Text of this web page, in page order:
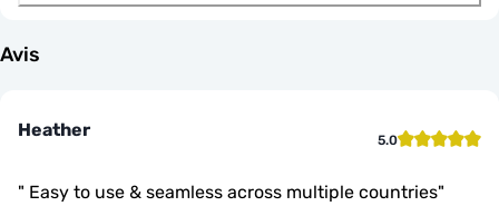
Avis
Heather 5.0
" Easy to use & seamless across multiple countries"